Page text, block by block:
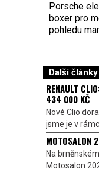
Porsche
boxer pro
pohledu
Další články
RENAULT
434 000 KČ
Nové Clio
jsme je v
MOTOSALON
Na
Motosalon